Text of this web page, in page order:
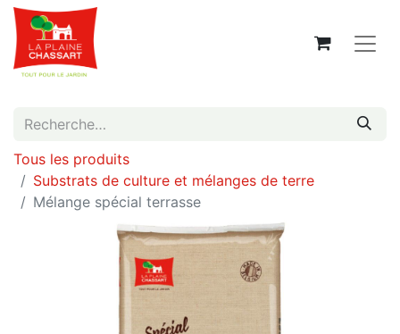
Tous les produits
Substrats de culture et mélanges de terre
Mélange spécial terrasse